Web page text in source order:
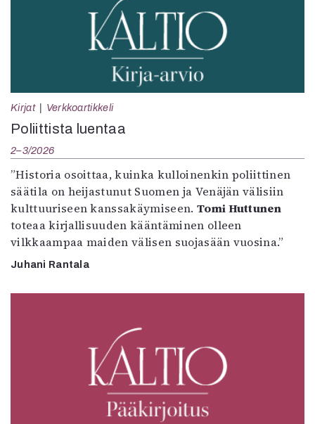
Kirjat Verkkoartikkeli
Poliittista luentaa
2–3/2026
”Historia osoittaa, kuinka kulloinenkin poliittinen
säätila on heijastunut Suomen ja Venäjän välisiin
kulttuuriseen kanssakäymiseen. Tomi Huttunen
toteaa kirjallisuuden kääntäminen olleen
vilkkaampaa maiden välisen suojasään vuosina.”
Juhani Rantala